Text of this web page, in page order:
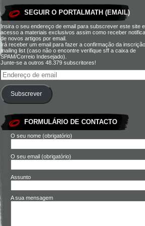
SEGUIR O PORTALMATH (EMAIL)
Insira o seu endereço de email para subscrever este site
acesso a materiais exclusivos assim como receber
de novos artigos por email.
Irá receber um email para fazer a confirmação da
mailing list (caso não o encontre verifique sff a caixa de
SPAM/Correio Indesejado).
Junte-se a outros 48.379 subscritores!
Subscrever
FORMULÁRIO DE CONTACTO
O seu nome (obrigatório)
O seu email (obrigatório)
Assunto
A sua mensagem